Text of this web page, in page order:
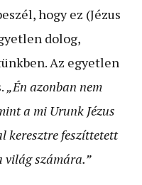
hogy ez (Jézus
dolog,
Az egyetlen
„Én azonban nem
a mi Urunk Jézus
keresztre feszíttetett
világ számára.”